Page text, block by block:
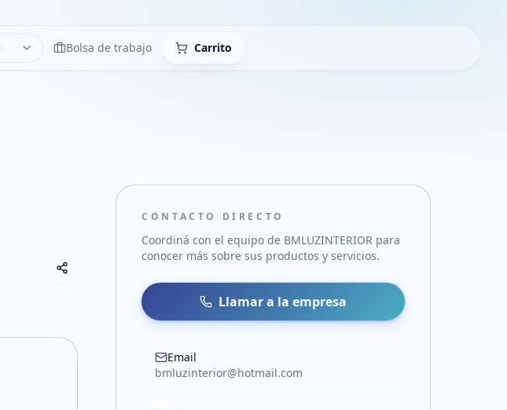
LimpiarBolsa de trabajo Carrito
Compartir empresa
Compartir por WhatsApp
Compartir por mail
Compartir en Facebook
CONTACTO DIRECTO
Coordiná con el equipo de BMLUZINTERIOR para
conocer más sobre sus productos y servicios.
Llamar a la empresa
Email
bmluzinterior@hotmail.com